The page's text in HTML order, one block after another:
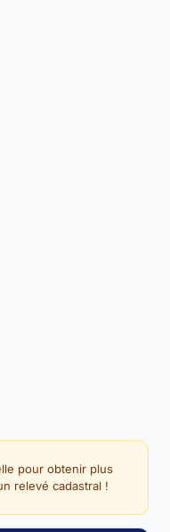
pour obtenir plus
relevé cadastral !